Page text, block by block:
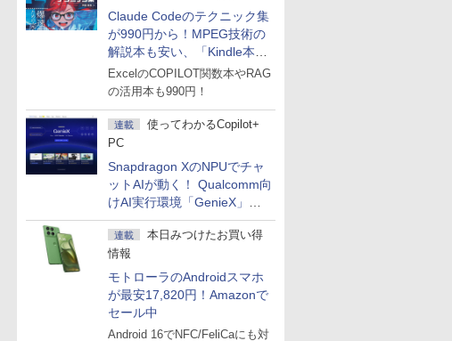
Claude Codeのテクニック集
が990円から！MPEG技術の
解説本も安い、「Kindle本サ
マーセール」第2弾開始！
ExcelのCOPILOT関数本やRAG
の活用本も990円！
連載
使ってわかるCopilot+
PC
Snapdragon XのNPUでチャ
ットAIが動く！ Qualcomm向
けAI実行環境「GenieX」を
試してみた
連載
本日みつけたお買い得
情報
モトローラのAndroidスマホ
が最安17,820円！Amazonで
セール中
Android 16でNFC/FeliCaにも対